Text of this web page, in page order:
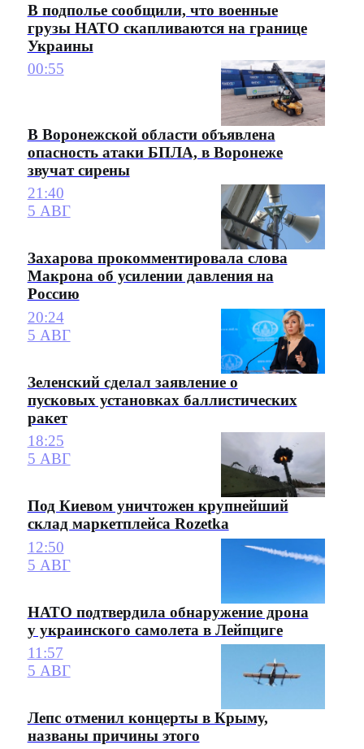
В подполье сообщили, что военные
грузы НАТО скапливаются на границе
Украины
00:55
В Воронежской области объявлена
опасность атаки БПЛА, в Воронеже
звучат сирены
21:40
5 АВГ
Захарова прокомментировала слова
Макрона об усилении давления на
Россию
20:24
5 АВГ
Зеленский сделал заявление о
пусковых установках баллистических
ракет
18:25
5 АВГ
Под Киевом уничтожен крупнейший
склад маркетплейса Rozetka
12:50
5 АВГ
НАТО подтвердила обнаружение дрона
у украинского самолета в Лейпциге
11:57
5 АВГ
Лепс отменил концерты в Крыму,
названы причины этого